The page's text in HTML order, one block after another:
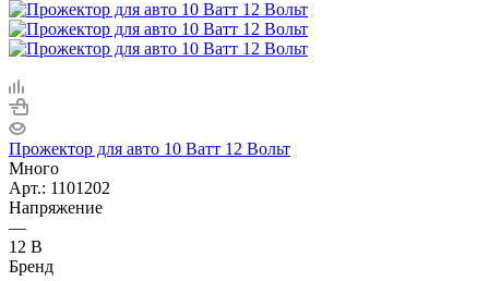
Прожектор для авто 10 Ватт 12 Вольт
Много
Арт.: 1101202
Напряжение
—
12 В
Бренд